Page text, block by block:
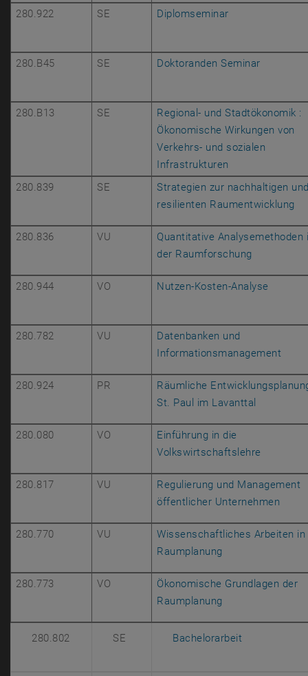
280.922
SE Diplomseminar, öffnet eine
280.B45 SE Doktoranden Seminar, öffnet
280.B13 SE
Regional- und Stadtökonomik :
Ökonomische Wirkungen von
Verkehrs- und sozialen
Infrastrukturen
280.839
SE
Strategien zur nachhaltigen
resilienten Raumentwicklung
280.836 VU
Quantitative Analysemethoden
der Raumforschung
280.944 VO Nutzen-Kosten-Analyse
280.782 VU
Datenbanken und
Informationsmanagement
280.924 PR
Räumliche
St. Paul im Lavanttal
280.080 VO
Einführung in die
Volkswirtschaftslehre
280.817 VU
Regulierung und Management
öffentlicher Unternehmen
280.770 VU
Wissenschaftliches Arbeiten in
Raumplanung
280.773 VO
Ökonomische Grundlagen der
Raumplanung
280.802 SE Bachelorarbeit